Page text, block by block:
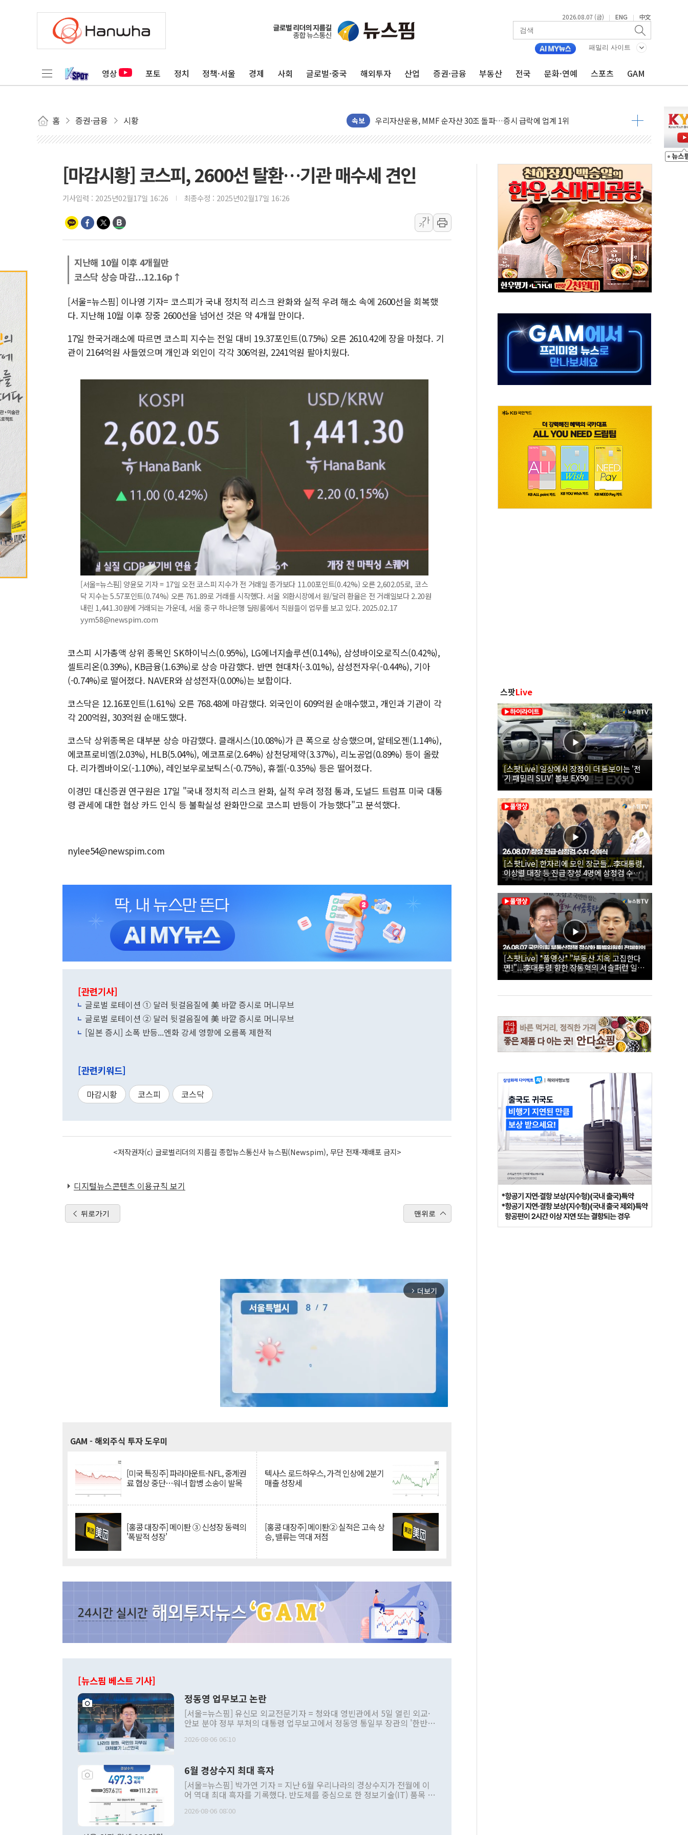
2026.08.07 (금) | ENG | 中文
패밀리 사이트
영상 포토 정치 정책·서울 경제 사회 글로벌·중국 해외투자 산업 증권·금융 부동산 전국 문화·연예 스포츠 GAM
홈 증권·금융 시황 속보
李대통령, 규제합리화위 부위원장에 김태유 교수…국립외교원장에 김흥규 교수
한병도 "국민의힘, 말로만 주택 공급…도시정비법·주택법 등 처리 협조하라"
박홍근 "국가재정시스템 안정성 한순간도 흔들려선 안돼"
李대통령, 진급 장성들에게 "내란으로 훼손된 군 신뢰 회복해야"
TBH글로벌, 상반기 매출 1006억원…전년비 13.9% 증가
AI 메모리 향한 뜨거운 관심…SK하이닉스, FMS서 '풀스택' 기술력 과시
"내년 메모리 물량 동났다"…선수금 내걸고 확보 전쟁
현대지에프홀딩스, 자사주 1000억 연내 소각…2분기 영업익 853억
관광객 3000만명 목표인데…외국인 숙박 부가세 환급 앞당겨 종료
[뉴스핌 이 시각 PICK] 축구협회 성접대 기간, 대표팀 무패 外
美 정보 당국 "푸틴, 몇 년 내 NATO 결속력 시험하려 한정적 침공 가능성"
인도, 바이오가스 생산에 3.5조원 투입키로...'에너지 자립' 일환
서울시, 정비사업으로 주택 36% 늘었다...공급부족 전 시장 규제 탓 커
신인류콘텐츠, 핀란드 AI 기업 Audission Oy와 운영 파트너십 체결
"일부 존치" vs "전면 개발"…서리풀2구역 갈등, 협의 테이블에
[AI 카드뉴스] 기후변화가 바꾼 대한민국 여름
국민의힘 윤리위, '부산 돌려차기 발언' 논란 서범수·진종오 징계절차 개시
[마감시황] 코스피, 2600선 탈환…기관 매수세 견인
기사입력 : 2025년02월17일 16:26 최종수정 : 2025년02월17일 16:26
가
가
지난해 10월 이후 4개월만
코스닥 상승 마감...12.16p↑
[서울=뉴스핌] 이나영 기자= 코스피가 국내 정치적 리스크 완화와 실적 우려 해소 속에 2600선을 회복했
다. 지난해 10월 이후 장중 2600선을 넘어선 것은 약 4개월 만이다.
17일 한국거래소에 따르면 코스피 지수는 전일 대비 19.37포인트(0.75%) 오른 2610.42에 장을 마쳤다. 기
관이 2164억원 사들였으며 개인과 외인이 각각 306억원, 2241억원 팔아치웠다.
[서울=뉴스핌] 양윤모 기자 = 17일 오전 코스피 지수가 전 거래일 종가보다 11.00포인트(0.42%) 오른 2,602.05로, 코스
닥 지수는 5.57포인트(0.74%) 오른 761.89로 거래를 시작했다. 서울 외환시장에서 원/달러 환율은 전 거래일보다 2.20원
내린 1,441.30원에 거래되는 가운데, 서울 중구 하나은행 딜링룸에서 직원들이 업무를 보고 있다. 2025.02.17
yym58@newspim.com
코스피 시가총액 상위 종목인 SK하이닉스(0.95%), LG에너지솔루션(0.14%), 삼성바이오로직스(0.42%),
셀트리온(0.39%), KB금융(1.63%)로 상승 마감했다. 반면 현대차(-3.01%), 삼성전자우(-0.44%), 기아
(-0.74%)로 떨어졌다. NAVER와 삼성전자(0.00%)는 보합이다.
코스닥은 12.16포인트(1.61%) 오른 768.48에 마감했다. 외국인이 609억원 순매수했고, 개인과 기관이 각
각 200억원, 303억원 순매도했다.
코스닥 상위종목은 대부분 상승 마감했다. 클래시스(10.08%)가 큰 폭으로 상승했으며, 알테오젠(1.14%),
에코프로비엠(2.03%), HLB(5.04%), 에코프로(2.64%) 삼천당제약(3.37%), 리노공업(0.89%) 등이 올랐
다. 리가켐바이오(-1.10%), 레인보우로보틱스(-0.75%), 휴젤(-0.35%) 등은 떨어졌다.
이경민 대신증권 연구원은 17일 "국내 정치적 리스크 완화, 실적 우려 정점 통과, 도널드 트럼프 미국 대통
령 관세에 대한 협상 카드 인식 등 불확실성 완화만으로 코스피 반등이 가능했다"고 분석했다.
nylee54@newspim.com
[관련기사]
글로벌 로테이션 ① 달러 뒷걸음질에 美 바깥 증시로 머니무브
글로벌 로테이션 ② 달러 뒷걸음질에 美 바깥 증시로 머니무브
[일본 증시] 소폭 반등...엔화 강세 영향에 오름폭 제한적
[관련키워드]
마감시황 코스피 코스닥
<저작권자(c) 글로벌리더의 지름길 종합뉴스통신사 뉴스핌(Newspim), 무단 전재-재배포 금지>
디지털뉴스콘텐츠 이용규칙 보기
뒤로가기 맨위로
arrow_forward_ios 더보기
GAM - 해외주식 투자 도우미
[미국 특징주] 파라마운트-NFL, 중계권
료 협상 중단…워너 합병 소송이 발목
텍사스 로드하우스, 가격 인상에 2분기
매출 성장세
[홍콩 대장주] 메이퇀 ③ 신성장 동력의
'폭발적 성장'
[홍콩 대장주] 메이퇀② 실적은 고속 상
승, 밸류는 역대 저점
[뉴스핌 베스트 기사]
정동영 업무보고 논란
[서울=뉴스핌] 유신모 외교전문기자 = 청와대 영빈관에서 5일 열린 외교·
안보 분야 정부 부처의 대통령 업무보고에서 정동영 통일부 장관의 '한반도
발언 중에는 정부 내 조율을 거치지 않은 사안을 정책으로 추진하겠다고 공
주의적 희망에 근거한 비현실적 구상'이라는 비판을 내놨다. 그동안 정 장
관의 대북 정책 관련 발언이 물의를 빚은 적은 여러 번 있지만 대통령과 유
관 부처 장관이 공개적으로 부정적 입장을 표명한 것은 이례적이다. 정 장
관의 무리한 대북 접근법과 월권을 제어해야 한다는 목소리도 높아지고 있
다. [정동영 통일부 장관이 지난달 23일 오후 서울 종로구 정부서울청사에
2026-08-06 06:10
6월 경상수지 최대 흑자
[서울=뉴스핌] 박가연 기자 = 지난 6월 우리나라의 경상수지가 전월에 이
어 역대 최대 흑자를 기록했다. 반도체를 중심으로 한 정보기술(IT) 품목 수
료=한국은행] 한국은행이 6일 발표한 '2026년 6월 국제수지(잠정)'에 따르
2026-08-06 08:00
스팟Live
[스팟Live] 일상에서 장점이 더 돋보이는 '전
기 패밀리 SUV' 볼보 EX90
[스팟Live] 한자리에 모인 장군들...李대통령,
이상렬 대장 등 진급 장성 4명에 삼정검 수치
직접 수여｜26.08.07 장성 진급·삼정검 수치
수여식
[스팟Live] *풀영상* "부동산 지옥 고집한다
면!"...李대통령 향한 장동혁의 서슬퍼런 일갈
| 26.08.07 국민의힘 부동산정책 정상화 특별